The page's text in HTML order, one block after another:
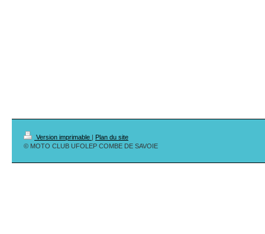
Version imprimable | Plan du site
© MOTO CLUB UFOLEP COMBE DE SAVOIE